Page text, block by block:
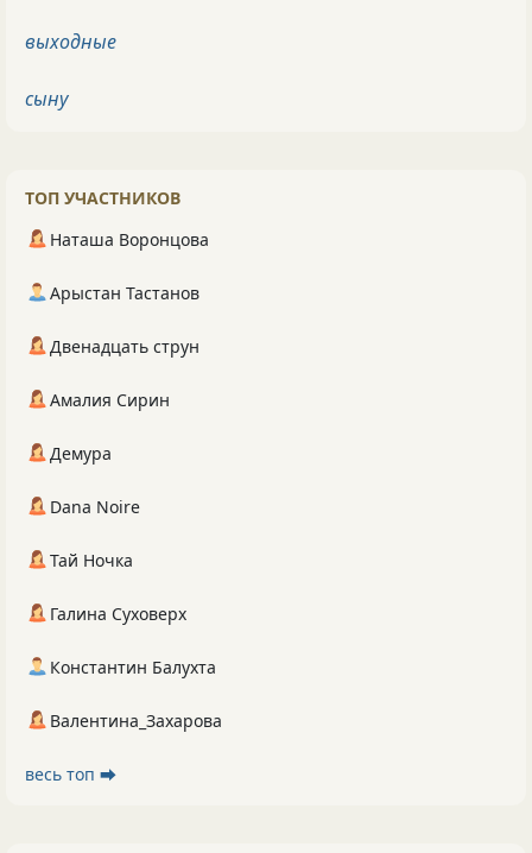
выходные
сыну
ТОП УЧАСТНИКОВ
Наташа Воронцова
Арыстан Тастанов
Двенадцать струн
Амалия Сирин
Демура
Dana Noire
Тай Ночка
Галина Суховерх
Константин Балухта
Валентина_Захарова
весь топ ⮕